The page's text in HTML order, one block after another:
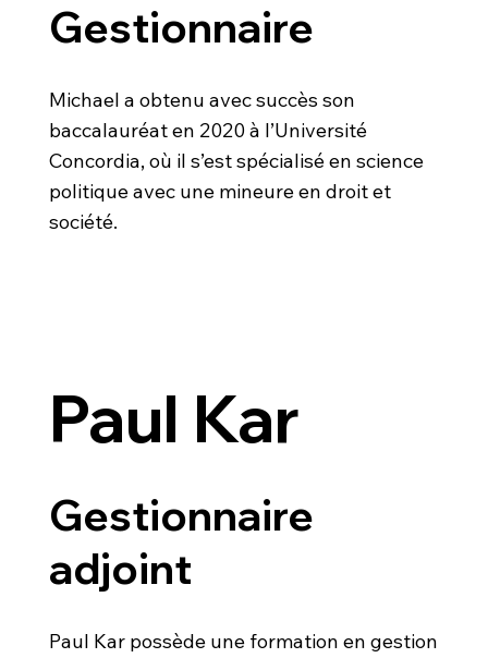
Gestionnaire
Michael a obtenu avec succès son
baccalauréat en 2020 à l’Université
Concordia, où il s’est spécialisé en science
politique avec une mineure en droit et
société.
Paul Kar
Gestionnaire
adjoint
Paul Kar possède une formation en gestion